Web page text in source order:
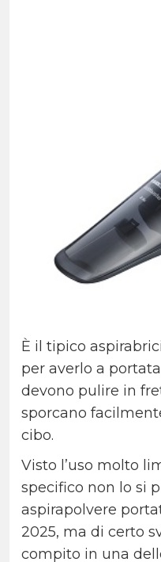
È il tipico
per averlo a
devono pulire in
sporcano
cibo.
Visto l’uso molto
specifico non lo si
aspirapolvere
2025, ma di certo
compito in una